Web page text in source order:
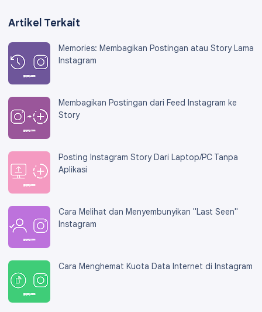
Artikel Terkait
Memories: Membagikan Postingan atau Story Lama
Instagram
Membagikan Postingan dari Feed Instagram ke
Story
Posting Instagram Story Dari Laptop/PC Tanpa
Aplikasi
Cara Melihat dan Menyembunyikan "Last Seen"
Instagram
Cara Menghemat Kuota Data Internet di Instagram